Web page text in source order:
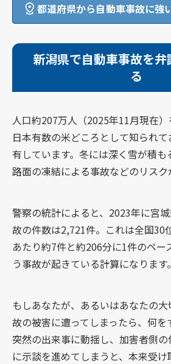
都道府県から自動車事故に強
新潟県で自動車事故を
る
人口約207万人（2025年11月現在）
日本有数の米どころとして知られ
有しています。冬には深く雪が積
路面の凍結による事故などのリスク
警察の統計によると、2023年に宮
故の件数は2,721件。これは全国30
あたり約7件と約206分に1件のペー
う事故が起きている計算になります。
もしあなたが、あるいはあなたの
故の被害に遭ってしまったら、何を
突然の出来事に動揺し、加害者側
に示談を進めてしまうと、本来受